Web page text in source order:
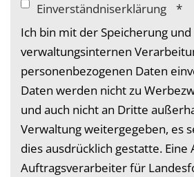
Einverständniserklärung
*
Ich bin mit der Speicherung und
verwaltungsinternen
personenbezogenen Daten
Daten werden nicht zu
und auch nicht an Dritte
Verwaltung weitergegeben, es
dies ausdrücklich gestatte. Eine
Auftragsverarbeiter für